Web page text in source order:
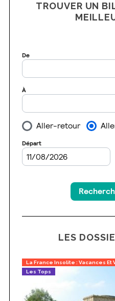
TROUVER UN
LES
La France Insolite : Vacances Et
Les Tops